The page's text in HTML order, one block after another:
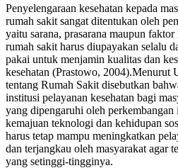
Penyelengaraan kesehatan kepada
rumah sakit sangat ditentukan oleh
yaitu sarana, prasarana maupun faktor
rumah sakit harus diupayakan selalu
pakai untuk menjamin kualitas dan
kesehatan (Prastowo,
tentang Rumah Sakit disebutkan
institusi pelayanan kesehatan bagi
yang dipengaruhi oleh perkembangan
kemajuan teknologi dan kehidupan
harus tetap mampu meningkatkan
dan terjangkau oleh masyarakat agar
yang setinggi-tingginya.